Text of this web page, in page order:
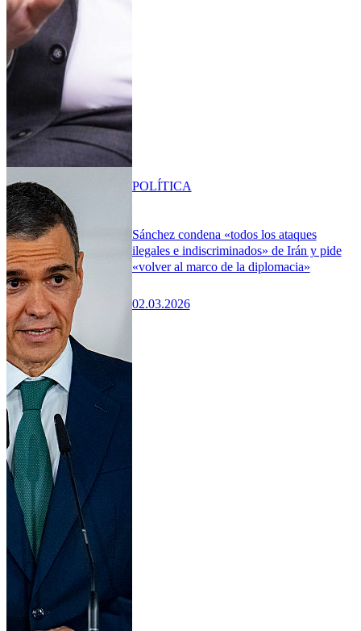
Sánchez condena «todos los ataques
ilegales e indiscriminados» de Irán y pide
«volver al marco de la diplomacia»
02.03.2026
POLÍTICA